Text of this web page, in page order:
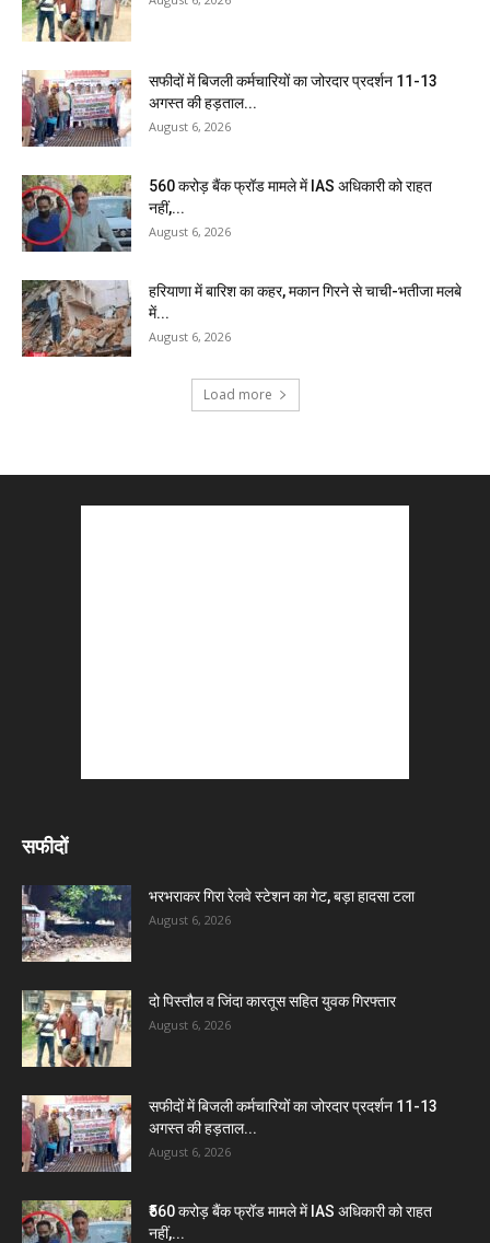
सफीदों में बिजली कर्मचारियों का जोरदार प्रदर्शन 11-13
अगस्त की हड़ताल...
August 6, 2026
₹560 करोड़ बैंक फ्रॉड मामले में IAS अधिकारी को राहत
नहीं,...
August 6, 2026
हरियाणा में बारिश का कहर, मकान गिरने से चाची-भतीजा मलबे
में...
August 6, 2026
Load more
सफीदों
भरभराकर गिरा रेलवे स्टेशन का गेट, बड़ा हादसा टला
August 6, 2026
दो पिस्तौल व जिंदा कारतूस सहित युवक गिरफ्तार
August 6, 2026
सफीदों में बिजली कर्मचारियों का जोरदार प्रदर्शन 11-13
अगस्त की हड़ताल...
August 6, 2026
₹560 करोड़ बैंक फ्रॉड मामले में IAS अधिकारी को राहत
नहीं,...